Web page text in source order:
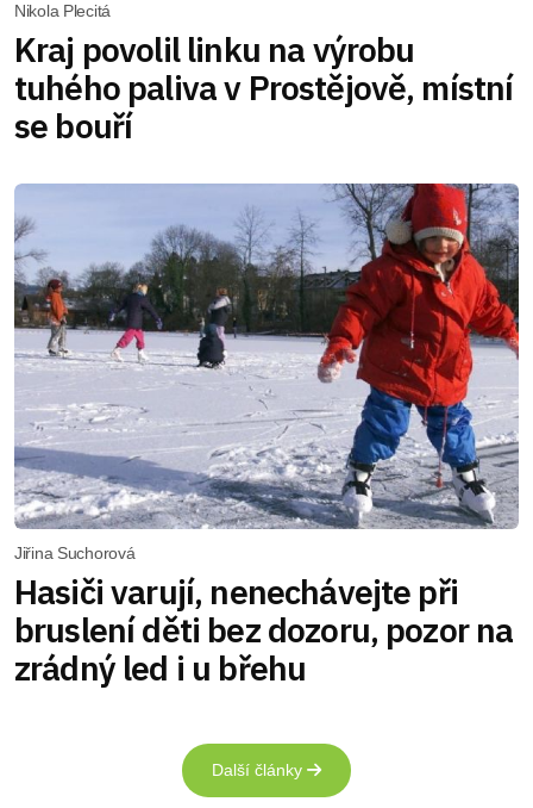
Nikola Plecitá
Kraj povolil linku na výrobu
tuhého paliva v Prostějově, místní
se bouří
Jiřina Suchorová
Hasiči varují, nenechávejte při
bruslení děti bez dozoru, pozor na
zrádný led i u břehu
Další články